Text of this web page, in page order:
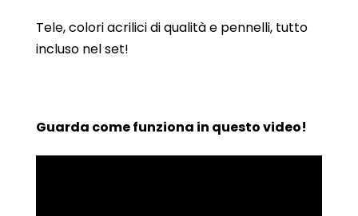
Tele, colori acrilici di qualità e pennelli, tutto
incluso nel set!
Guarda come funziona in questo video!